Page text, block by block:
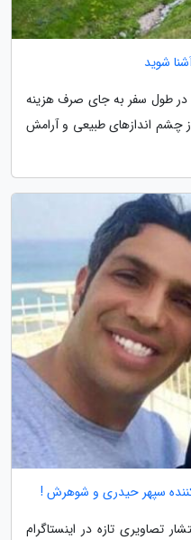
شوید
در طول سفر به جای صرف هزینه
چشم اندازهای طبیعی و آرامش
سپهر حیدری و شوهرش !
تصاویری تازه در اینستاگرام